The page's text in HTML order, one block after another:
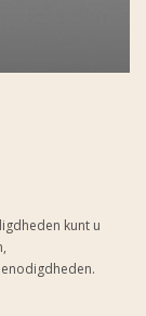
kunt u